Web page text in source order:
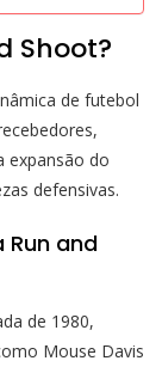
Shoot?
de futebol
expansão do
defensivas.
and
de 1980,
Mouse Davis